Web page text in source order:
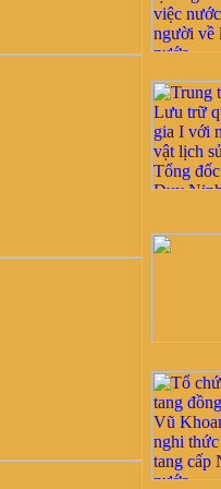
Phước :
từ ông Võ Như
một ngày sẽ
hệ để mọi con